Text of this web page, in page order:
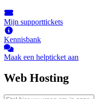
Mijn supporttickets
Kennisbank
Maak een helpticket aan
Web Hosting